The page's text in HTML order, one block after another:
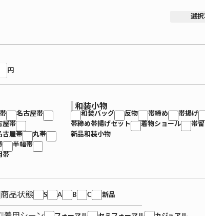
選
円
名古屋帯
屋帯
古屋帯
丸帯
半幅帯
帯
和装小物
和装バッグ 反物 帯締め
帯揚げ
帯締め帯揚げセット
着物ショール
帯
新品和装小物
商品状態 S A B C 新品